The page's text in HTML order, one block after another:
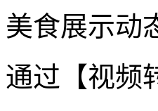
美食展示动
通过【视频